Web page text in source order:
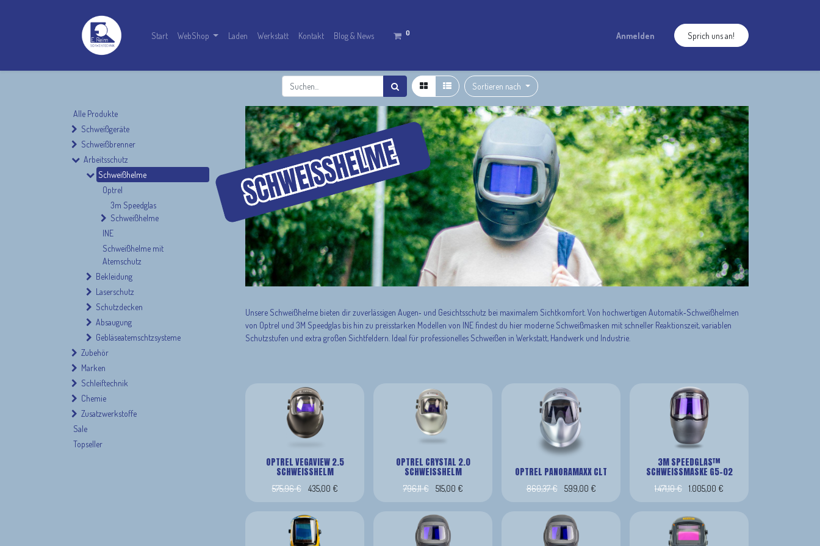
Start WebShop Laden Werkstatt Kontakt Blog & News 0 Anmelden Sprich uns an!
Sortieren nach
Alle Produkte
Schweißgeräte
Schweißbrenner
Arbeitsschutz
Schweißhelme
Optrel
3m Speedglas
Schweißhelme
INE
Schweißhelme mit
Atemschutz
Bekleidung
Laserschutz
Schutzdecken
Absaugung
Gebläseatemschtzsysteme
Zubehör
Marken
Schleiftechnik
Chemie
Zusatzwerkstoffe
Sale
Topseller
Unsere Schweißhelme bieten dir zuverlässigen Augen‑ und Gesichtsschutz bei maximalem Sichtkomfort. Von hochwertigen Automatik‑Schweißhelmen
von Optrel und 3M Speedglas bis hin zu preisstarken Modellen von INE findest du hier moderne Schweißmasken mit schneller Reaktionszeit, variablen
Schutzstufen und extra großen Sichtfeldern. Ideal für professionelles Schweißen in Werkstatt, Handwerk und Industrie.
OPTREL VEGAVIEW 2.5
SCHWEISSHELM
575,96€ 435,00 €
OPTREL CRYSTAL 2.0
SCHWEISSHELM
796,11€ 515,00 €
OPTREL PANORAMAXX CLT
860,37€ 599,00 €
3M SPEEDGLAS™
SCHWEISSMASKE G5-02
1.471,10€ 1.005,00 €